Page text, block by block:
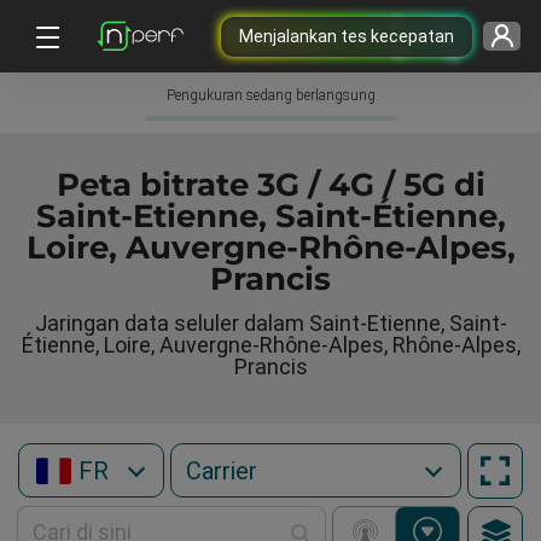
Menjalankan tes kecepatan
Pengukuran sedang berlangsung
Peta bitrate 3G / 4G / 5G di
Saint-Etienne, Saint-Étienne,
Loire, Auvergne-Rhône-Alpes,
Prancis
Jaringan data seluler dalam Saint-Etienne, Saint-
Étienne, Loire, Auvergne-Rhône-Alpes, Rhône-Alpes,
Prancis
FR